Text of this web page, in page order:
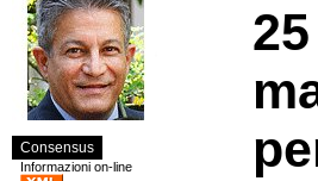
Consensus
Informazioni on-line